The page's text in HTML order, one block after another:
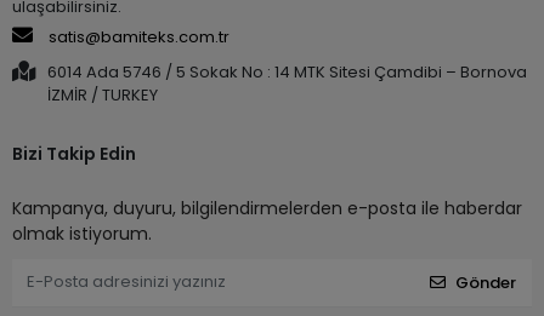
ulaşabilirsiniz.
satis@bamiteks.com.tr
6014 Ada 5746 / 5 Sokak No : 14 MTK Sitesi Çamdibi – Bornova
İZMİR / TURKEY
Bizi Takip Edin
Kampanya, duyuru, bilgilendirmelerden e-posta ile haberdar
olmak istiyorum.
Gönder